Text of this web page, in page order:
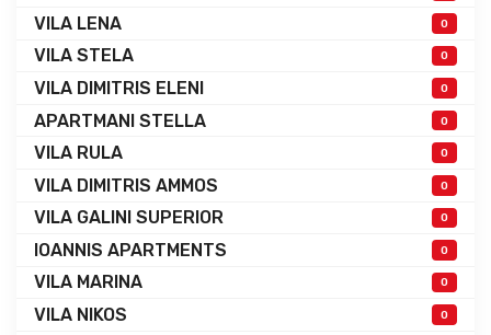
VILA LENA
0
VILA STELA 0
VILA DIMITRIS ELENI 0
APARTMANI STELLA 0
VILA RULA 0
VILA DIMITRIS AMMOS 0
VILA GALINI SUPERIOR 0
IOANNIS APARTMENTS 0
VILA MARINA 0
VILA NIKOS 0